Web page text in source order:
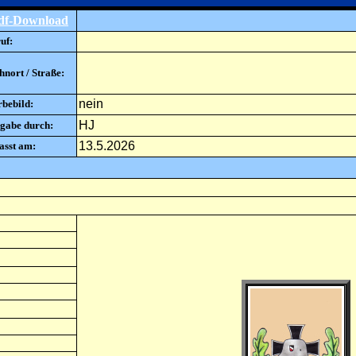
Download
/ Straße:
nein
durch: HJ
am: 13.5.2026